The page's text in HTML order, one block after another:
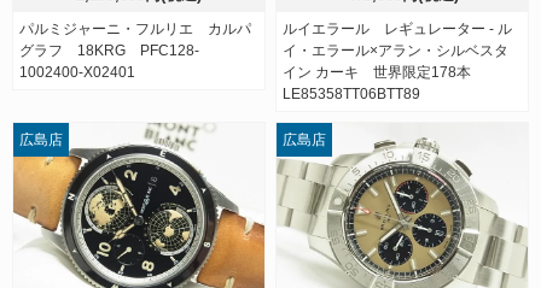
パルミジャーニ・フルリエ カルパ
グラフ 18KRG PFC128-
1002400-X02401
ルイエラール レギュレーター - ル
イ・エラール×アラン・シルベスタ
イン カーキ 世界限定178本
LE85358TT06BTT89
広島店 広島店